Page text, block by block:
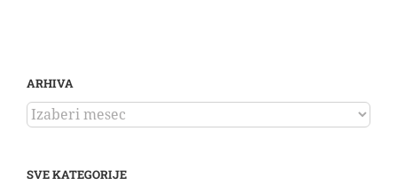
ARHIVA
ARHIVA
SVE KATEGORIJE